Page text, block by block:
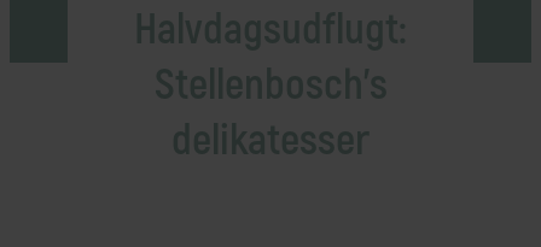
Halvdagsudflugt:
Stellenbosch's
delikatesser